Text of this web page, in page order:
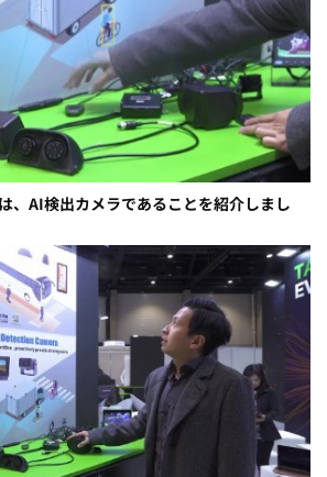
、AI検出カメラであることを紹介しまし